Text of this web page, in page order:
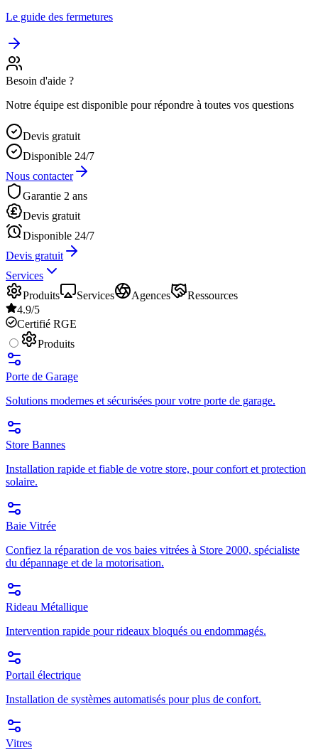
Le guide des fermetures
Besoin d'aide ?
Notre équipe est disponible pour répondre à toutes vos questions
Devis gratuit
Disponible 24/7
Nous contacter
Garantie 2 ans
Devis gratuit
Disponible 24/7
Devis gratuit
Services
Produits
Services Agences
Ressources
4.9/5
Certifié RGE
Produits
Porte de Garage
Solutions modernes et sécurisées pour votre porte de garage.
Store Bannes
Installation rapide et fiable de votre store, pour confort et protection
solaire.
Baie Vitrée
Confiez la réparation de vos baies vitrées à Store 2000, spécialiste
du dépannage et de la motorisation.
Rideau Métallique
Intervention rapide pour rideaux bloqués ou endommagés.
Portail électrique
Installation de systèmes automatisés pour plus de confort.
Vitres